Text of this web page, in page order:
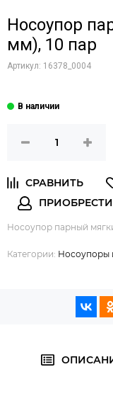
Носоупор
мм), 10 пар
Артикул: 16378_0004
Носоупор парный
Категории: Носоупоры